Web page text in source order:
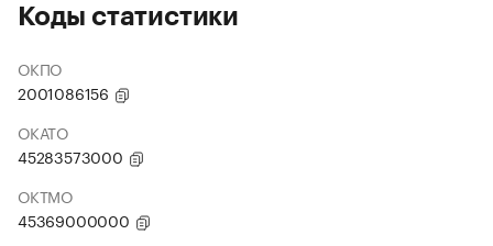
Коды статистики
ОКПО
2001086156
ОКАТО
45283573000
ОКТМО
45369000000